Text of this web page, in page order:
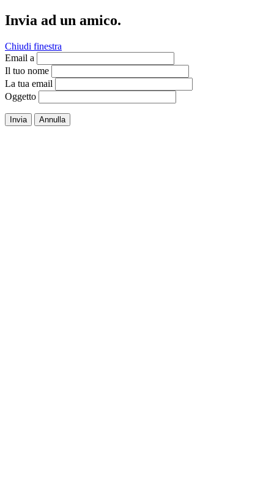
Invia ad un amico.
Chiudi finestra
Email a
Il tuo nome
La tua email
Oggetto
Invia Annulla